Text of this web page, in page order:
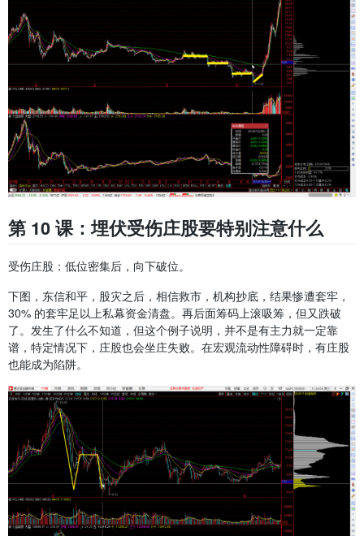
第 10 课：埋伏受伤庄股要特别注意什么
受伤庄股：低位密集后，向下破位。
下图，东信和平，股灾之后，相信救市，机构抄底，结果惨遭套牢，
30% 的套牢足以上私幕资金清盘。再后面筹码上滚吸筹，但又跌破
了。发生了什么不知道，但这个例子说明，并不是有主力就一定靠
谱，特定情况下，庄股也会坐庄失败。在宏观流动性障碍时，有庄股
也能成为陷阱。